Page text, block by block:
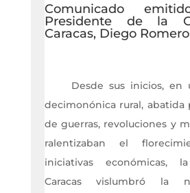
Comunicado
Presidente de la
Caracas, Diego
Desde sus inicios, en
decimonónica rural, abatida
de guerras, revoluciones y
ralentizaban el
iniciativas económicas,
Caracas vislumbró la